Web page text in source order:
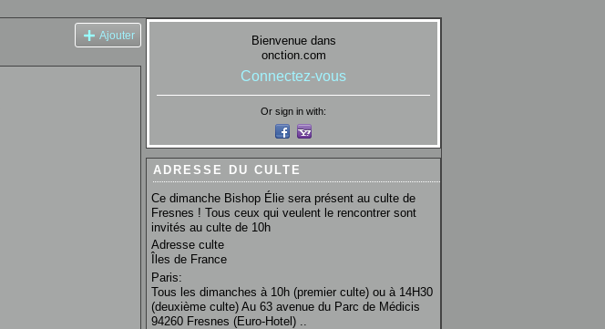
Ajouter
Bienvenue dans
onction.com
Connectez-vous
Or sign in with:
ADRESSE DU CULTE
Ce dimanche Bishop Élie sera présent au culte de
Fresnes ! Tous ceux qui veulent le rencontrer sont
invités au culte de 10h
Adresse culte
Îles de France
Paris:
Tous les dimanches à 10h (premier culte) ou à 14H30
(deuxième culte) Au 63 avenue du Parc de Médicis
94260 Fresnes (Euro-Hotel) ..